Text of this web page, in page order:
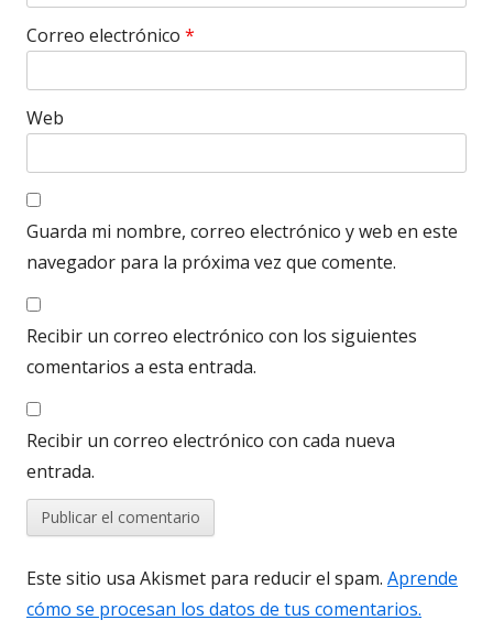
Correo electrónico *
Web
Guarda mi nombre, correo electrónico y web en este
navegador para la próxima vez que comente.
Recibir un correo electrónico con los siguientes
comentarios a esta entrada.
Recibir un correo electrónico con cada nueva
entrada.
Este sitio usa Akismet para reducir el spam. Aprende
cómo se procesan los datos de tus comentarios.